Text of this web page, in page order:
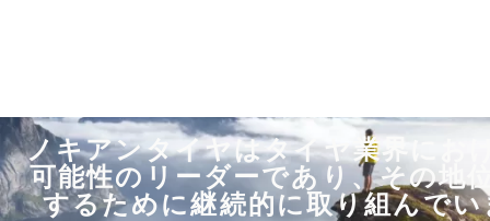
ノキアンタイヤはタイヤ業界にお
可能性のリーダーであり、その地
するために継続的に取り組んでい